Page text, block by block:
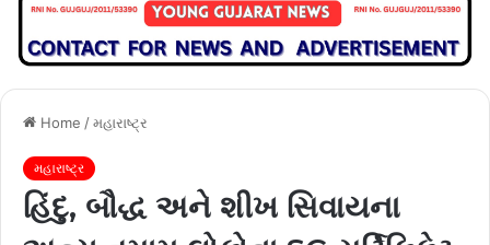
Home /મહારાષ્ટ્ર
મહારાષ્ટ્ર
હિંદુ, બૌદ્ધ અને શીખ સિવાયના